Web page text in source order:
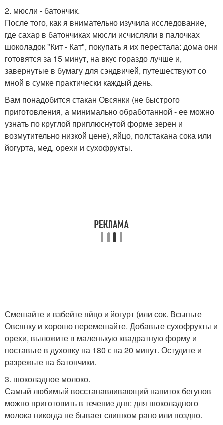
2. мюсли - батончик.
После того, как я внимательно изучила исследование,
где сахар в батончиках мюсли исчисляли в палочках
шоколадок "Кит - Кат", покупать я их перестала: дома они
готовятся за 15 минут, на вкус гораздо лучше и,
завернутые в бумагу для сэндвичей, путешествуют со
мной в сумке практически каждый день.
Вам понадобится стакан Овсянки (не быстрого
приготовления, а минимально обработанной - ее можно
узнать по круглой приплюснутой форме зерен и
возмутительно низкой цене), яйцо, полстакана сока или
йогурта, мед, орехи и сухофрукты.
Смешайте и взбейте яйцо и йогурт (или сок. Всыпьте
Овсянку и хорошо перемешайте. Добавьте сухофрукты и
орехи, выложите в маленькую квадратную форму и
поставьте в духовку на 180 с на 20 минут. Остудите и
разрежьте на батончики.
3. шоколадное молоко.
Самый любимый восстанавливающий напиток бегунов
можно приготовить в течение дня: для шоколадного
молока никогда не бывает слишком рано или поздно.